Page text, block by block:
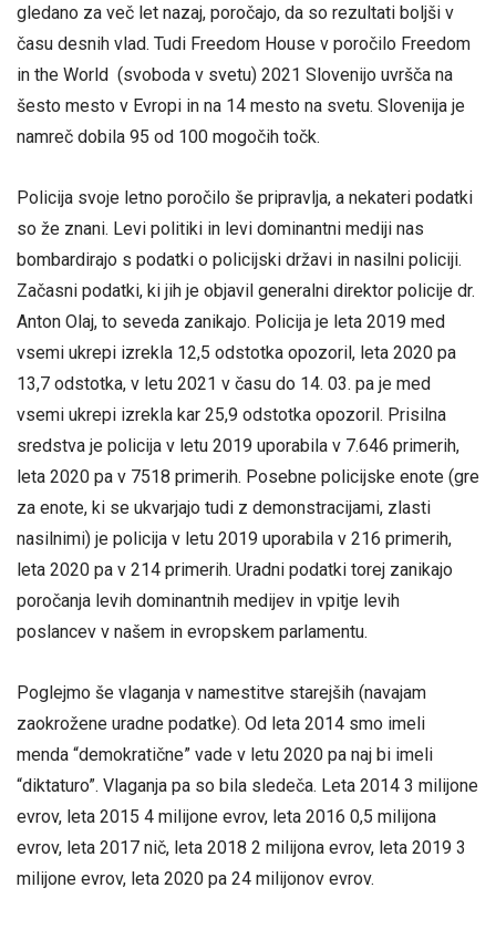
gledano za več let nazaj, poročajo, da so rezultati boljši v
času desnih vlad. Tudi Freedom House v poročilo Freedom
in the World (svoboda v svetu) 2021 Slovenijo uvršča na
šesto mesto v Evropi in na 14 mesto na svetu. Slovenija je
namreč dobila 95 od 100 mogočih točk.
Policija svoje letno poročilo še pripravlja, a nekateri podatki
so že znani. Levi politiki in levi dominantni mediji nas
bombardirajo s podatki o policijski državi in nasilni policiji.
Začasni podatki, ki jih je objavil generalni direktor policije dr.
Anton Olaj, to seveda zanikajo. Policija je leta 2019 med
vsemi ukrepi izrekla 12,5 odstotka opozoril, leta 2020 pa
13,7 odstotka, v letu 2021 v času do 14. 03. pa je med
vsemi ukrepi izrekla kar 25,9 odstotka opozoril. Prisilna
sredstva je policija v letu 2019 uporabila v 7.646 primerih,
leta 2020 pa v 7518 primerih. Posebne policijske enote (gre
za enote, ki se ukvarjajo tudi z demonstracijami, zlasti
nasilnimi) je policija v letu 2019 uporabila v 216 primerih,
leta 2020 pa v 214 primerih. Uradni podatki torej zanikajo
poročanja levih dominantnih medijev in vpitje levih
poslancev v našem in evropskem parlamentu.
Poglejmo še vlaganja v namestitve starejših (navajam
zaokrožene uradne podatke). Od leta 2014 smo imeli
menda “demokratične” vade v letu 2020 pa naj bi imeli
“diktaturo”. Vlaganja pa so bila sledeča. Leta 2014 3 milijone
evrov, leta 2015 4 milijone evrov, leta 2016 0,5 milijona
evrov, leta 2017 nič, leta 2018 2 milijona evrov, leta 2019 3
milijone evrov, leta 2020 pa 24 milijonov evrov.